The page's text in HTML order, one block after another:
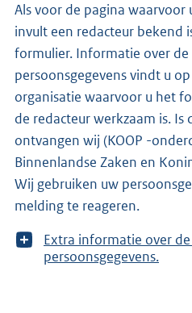
Als voor de pagina
invult een redacteur bekend
formulier. Informatie over de
persoonsgegevens vindt u
organisatie waarvoor u het
de redacteur werkzaam is. Is de redacteur niet bekend,
ontvangen wij (KOOP -
Binnenlandse Zaken en
Wij gebruiken uw
melding te reageren.
T
o
Extra informatie over de verwerking van uw
persoonsgegevens.